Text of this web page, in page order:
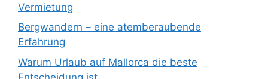
Vermietung
Bergwandern – eine atemberaubende
Erfahrung
Warum Urlaub auf Mallorca die beste